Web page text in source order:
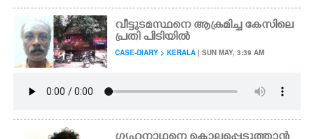
വീട്ടുടമസ്ഥനെ ആക്രമിച്ച കേസിലെ
പ്രതി പിടിയിൽ
CASE-DIARY > KERALA | SUN MAY, 3:39 AM